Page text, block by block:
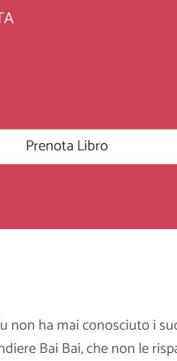
Prenota Libro
non ha mai conosciuto i
Bai Bai, che non le